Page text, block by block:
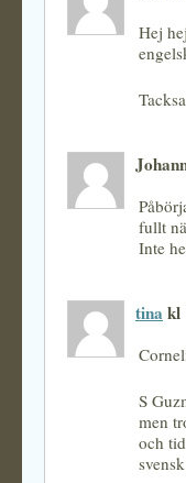
Hej
fullt
Inte
tina kl
S
men
och